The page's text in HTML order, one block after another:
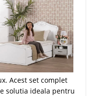
Acest set complet
solutia ideala pentru